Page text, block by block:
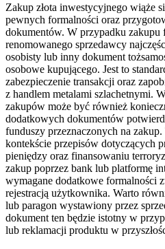
Zakup złota inwestycyjnego wiąże
pewnych formalności oraz
dokumentów. W przypadku zakupu
renomowanego sprzedawcy
osobisty lub inny dokument
osobowe kupującego. Jest to
zabezpieczenie transakcji oraz
z handlem metalami szlachetnymi.
zakupów może być również
dodatkowych dokumentów
funduszy przeznaczonych na
kontekście przepisów dotyczących
pieniędzy oraz finansowaniu
zakup poprzez bank lub platformę
wymagane dodatkowe formalności
rejestracją użytkownika. Warto
lub paragon wystawiony przez
dokument ten będzie istotny w
lub reklamacji produktu w